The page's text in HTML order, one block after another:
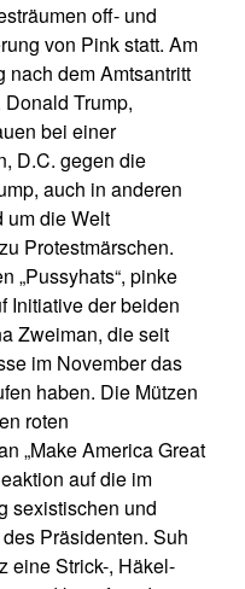
off- und
von Pink statt. Am
nach dem Amtsantritt
Trump,
bei einer
D.C. gegen die
auch in anderen
um die Welt
Protestmärschen.
„Pussyhats“, pinke
Initiative der beiden
Zweiman, die seit
im November das
haben. Die Mützen
roten
„Make America Great
auf die im
sexistischen und
Präsidenten. Suh
eine Strick-, Häkel-